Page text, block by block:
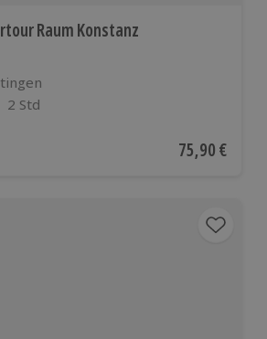
Raum Konstanz
2 Std
basierend auf 2 BewertungenAktueller
75,90 €